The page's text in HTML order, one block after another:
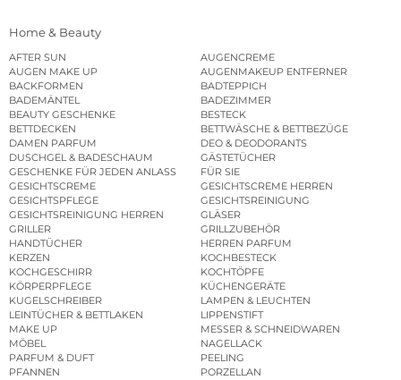
Home & Beauty
AFTER SUN
AUGENCREME
AUGEN MAKE UP
AUGENMAKEUP ENTFERNER
BACKFORMEN
BADTEPPICH
BADEMÄNTEL
BADEZIMMER
BEAUTY GESCHENKE
BESTECK
BETTDECKEN
BETTWÄSCHE & BETTBEZÜGE
DAMEN PARFUM
DEO & DEODORANTS
DUSCHGEL & BADESCHAUM
GÄSTETÜCHER
GESCHENKE FÜR JEDEN ANLASS
FÜR SIE
GESICHTSCREME
GESICHTSCREME HERREN
GESICHTSPFLEGE
GESICHTSREINIGUNG
GESICHTSREINIGUNG HERREN
GLÄSER
GRILLER
GRILLZUBEHÖR
HANDTÜCHER
HERREN PARFUM
KERZEN
KOCHBESTECK
KOCHGESCHIRR
KOCHTÖPFE
KÖRPERPFLEGE
KÜCHENGERÄTE
KUGELSCHREIBER
LAMPEN & LEUCHTEN
LEINTÜCHER & BETTLAKEN
LIPPENSTIFT
MAKE UP
MESSER & SCHNEIDWAREN
MÖBEL
NAGELLACK
PARFUM & DUFT
PEELING
PFANNEN
PORZELLAN